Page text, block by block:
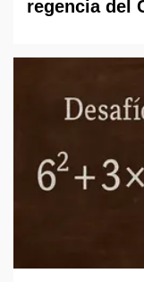
regencia del